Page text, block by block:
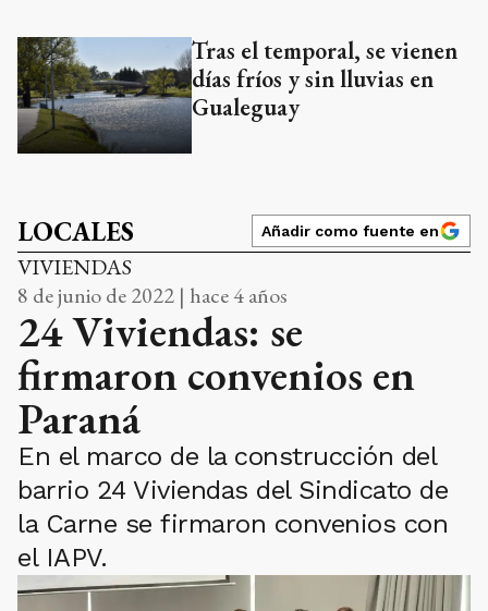
Tras el temporal, se vienen
días fríos y sin lluvias en
Gualeguay
LOCALES Añadir como fuente en
VIVIENDAS
8 de junio de 2022 | hace 4 años
24 Viviendas: se
firmaron convenios en
Paraná
En el marco de la construcción del
barrio 24 Viviendas del Sindicato de
la Carne se firmaron convenios con
el IAPV.